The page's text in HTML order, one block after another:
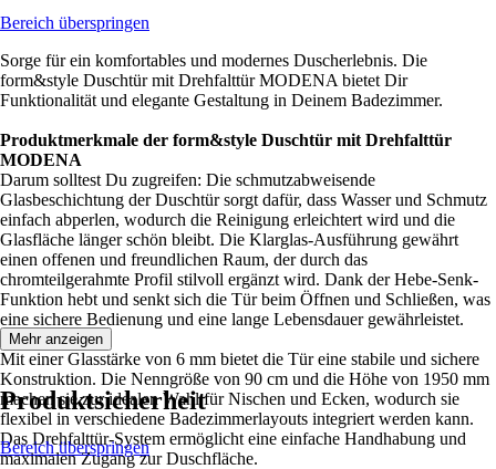
Bereich überspringen
Sorge für ein komfortables und modernes Duscherlebnis. Die
form&style Duschtür mit Drehfalttür MODENA bietet Dir
Funktionalität und elegante Gestaltung in Deinem Badezimmer.
Produktmerkmale der form&style Duschtür mit Drehfalttür
MODENA
Darum solltest Du zugreifen: Die schmutzabweisende
Glasbeschichtung der Duschtür sorgt dafür, dass Wasser und Schmutz
einfach abperlen, wodurch die Reinigung erleichtert wird und die
Glasfläche länger schön bleibt. Die Klarglas-Ausführung gewährt
einen offenen und freundlichen Raum, der durch das
chromteilgerahmte Profil stilvoll ergänzt wird. Dank der Hebe-Senk-
Funktion hebt und senkt sich die Tür beim Öffnen und Schließen, was
eine sichere Bedienung und eine lange Lebensdauer gewährleistet.
Mit einer Glasstärke von 6 mm bietet die Tür eine stabile und sichere
Konstruktion. Die Nenngröße von 90 cm und die Höhe von 1950 mm
machen sie zur idealen Wahl für Nischen und Ecken, wodurch sie
flexibel in verschiedene Badezimmerlayouts integriert werden kann.
Das Drehfalttür-System ermöglicht eine einfache Handhabung und
maximalen Zugang zur Duschfläche.
Mehr anzeigen
Produktsicherheit
Bereich überspringen